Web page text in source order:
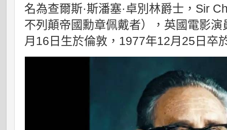
名為查爾斯·斯潘塞·卓別林爵士，Sir
不列顛帝國勳章佩戴者），英國電影
月16日生於倫敦，1977年12月25日卒